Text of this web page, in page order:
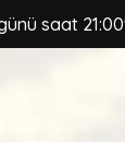
21:00'da,